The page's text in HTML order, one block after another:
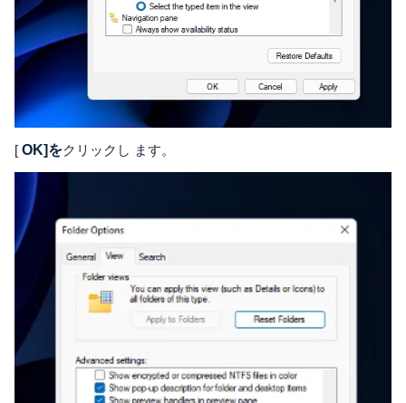
[ OK]をクリックし ます。